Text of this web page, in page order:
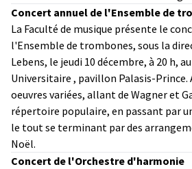
Concert annuel de l'Ensemble de
La Faculté de musique présente le
l'Ensemble de trombones, sous la
Lebens, le jeudi 10 décembre, à 20 h,
Universitaire , pavillon Palasis-Prince.
oeuvres variées, allant de Wagner et
répertoire populaire, en passant par
le tout se terminant par des
Noël.
Concert de l'Orchestre d'harmonie